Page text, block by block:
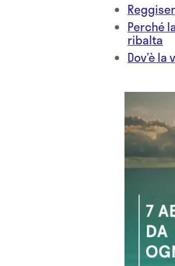
Perché
ribalta
Dov’è la